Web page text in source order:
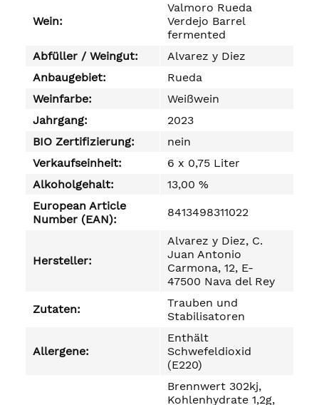
Wein:
Valmoro Rueda
Verdejo Barrel
fermented
Abfüller / Weingut:
Alvarez y Diez
Anbaugebiet:
Rueda
Weinfarbe:
Weißwein
Jahrgang:
2023
BIO Zertifizierung:
nein
Verkaufseinheit:
6 x 0,75 Liter
Alkoholgehalt:
13,00 %
European Article
Number (EAN):
8413498311022
Hersteller:
Alvarez y Diez, C.
Juan Antonio
Carmona, 12, E-
47500 Nava del Rey
Zutaten:
Trauben und
Stabilisatoren
Allergene:
Enthält
Schwefeldioxid
(E220)
Brennwert 302kj,
Kohlenhydrate 1,2g,